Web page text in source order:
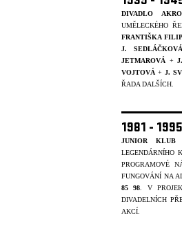
DIVADLO
UMĚLECKÉHO
FRANTIŠKA
J. SEDLÁČKOVÁ
JETMAROVÁ +
VOJTOVÁ + J.
ŘADA DALŠÍCH.
1981 -
JUNIOR KLUB
LEGENDÁRNÍHO
PROGRAMOVÉ
FUNGOVÁNÍ NA
85 98 . V
DIVADELNÍCH
AKCÍ.